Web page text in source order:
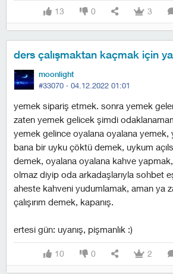
13 0 3
ders çalışmaktan kaçmak için
moonlight
#33070 · 04.12.2022 01:01
yemek sipariş etmek. sonra yemek
zaten yemek gelicek şimdi
yemek gelince oyalana oyalana yemek,
bana bir uyku çöktü demek, uykum
demek, oyalana oyalana kahve
olmaz diyip oda arkadaşlarıyla sohbet
aheste kahveni yudumlamak, aman ya
çalışırım demek, kapanış.
ertesi gün: uyanış, pişmanlık :)
10 0 2